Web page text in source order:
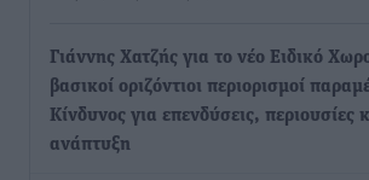
Γιάννης Χατζής για το νέο Ειδικό
βασικοί οριζόντιοι περιορισμοί
Κίνδυνος για επενδύσεις, περιουσίες
ανάπτυξη